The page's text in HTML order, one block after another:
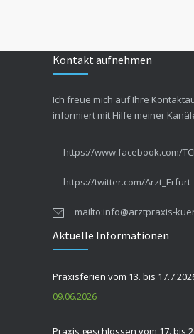
Kontakt aufnehmen
Ich freue mich auf Ihre
informiert mit Hilfe meiner
https://www.facebook.com/
https://twitter.com/Arzt_Erfurt
mailto:info@arztpraxis-
Aktuelle Informationen
Praxisferien vom 13. bis
09.06.2026
Praxis geschlossen vom 17. bis